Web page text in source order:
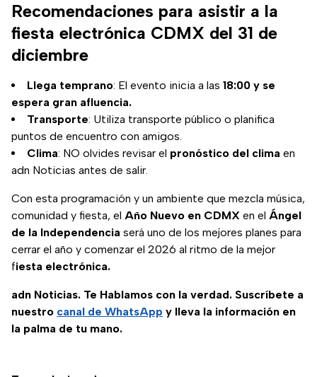
Recomendaciones para asistir a la
fiesta electrónica CDMX del 31 de
diciembre
Llega temprano: El evento inicia a las 18:00 y se
espera gran afluencia.
Transporte: Utiliza transporte público o planifica
puntos de encuentro con amigos.
Clima: NO olvides revisar el pronóstico del clima en
adn Noticias antes de salir.
Con esta programación y un ambiente que mezcla música,
comunidad y fiesta, el Año Nuevo en CDMX en el Ángel
de la Independencia será uno de los mejores planes para
cerrar el año y comenzar el 2026 al ritmo de la mejor
fiesta electrónica.
adn Noticias. Te Hablamos con la verdad. Suscríbete a
nuestro canal de WhatsApp y lleva la información en
la palma de tu mano.